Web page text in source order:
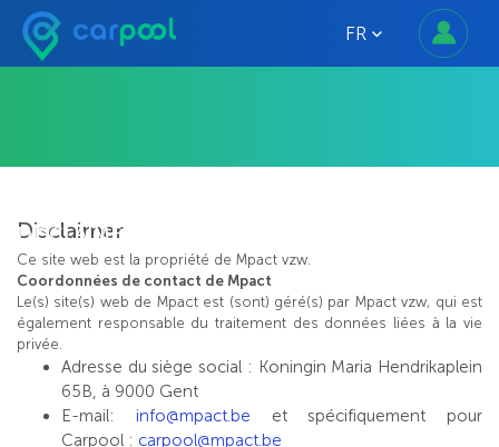
FR
DISCLAIMER
Disclaimer
Ce site web est la propriété de Mpact vzw.
Coordonnées de contact de Mpact
Le(s) site(s) web de Mpact est (sont) géré(s) par Mpact vzw, qui est
également responsable du traitement des données liées à la vie
privée.
Adresse du siège social : Koningin Maria Hendrikaplein
65B, à 9000 Gent
E-mail: info@mpact.be et spécifiquement pour
Carpool : carpool@mpact.be